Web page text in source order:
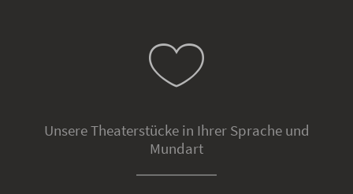
Unsere Theaterstücke in Ihrer Sprache und
Mundart